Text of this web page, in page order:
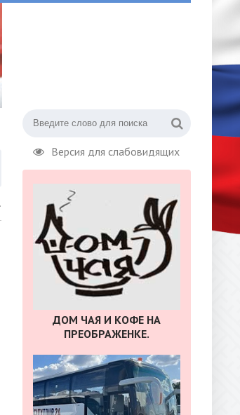
Версия для слабовидящих
ДОМ ЧАЯ И КОФЕ НА
ПРЕОБРАЖЕНКЕ.